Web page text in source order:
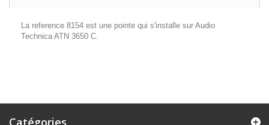
La reference 8154 est une pointe qui s'installe sur Audio
Technica ATN 3650 C.
Catégories